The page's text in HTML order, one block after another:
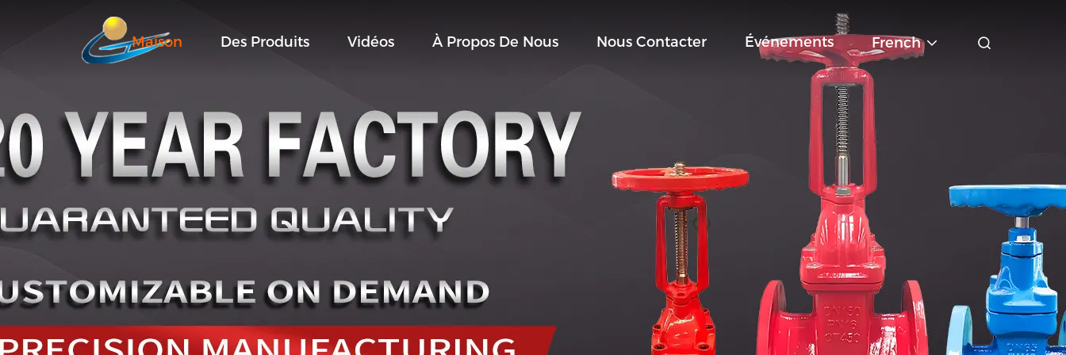
Maison Des Produits Vidéos À Propos De Nous Nous Contacter Événements French